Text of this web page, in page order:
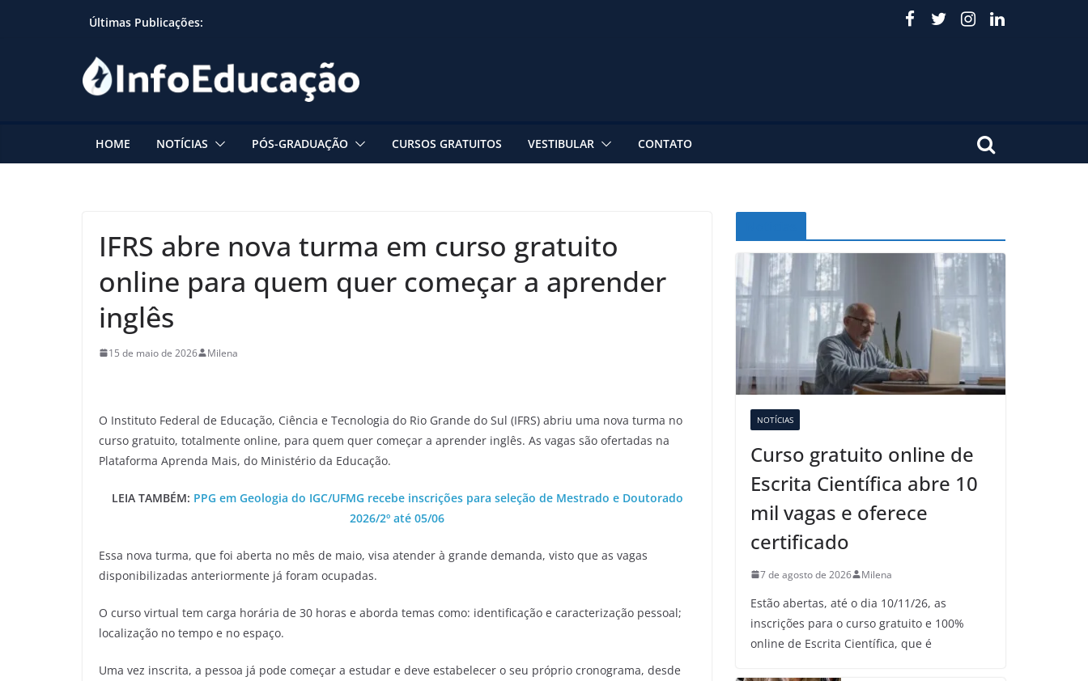
Últimas Publicações:
HOME NOTÍCIAS PÓS-GRADUAÇÃO CURSOS GRATUITOS VESTIBULAR CONTATO
IFRS abre nova turma em curso gratuito
online para quem quer começar a aprender
inglês
15 de maio de 2026 Milena
O Instituto Federal de Educação, Ciência e Tecnologia do Rio Grande do Sul (IFRS) abriu uma nova turma no
curso gratuito, totalmente online, para quem quer começar a aprender inglês. As vagas são ofertadas na
Plataforma Aprenda Mais, do Ministério da Educação.
LEIA TAMBÉM: PPG em Geologia do IGC/UFMG recebe inscrições para seleção de Mestrado e Doutorado
2026/2º até 05/06
Essa nova turma, que foi aberta no mês de maio, visa atender à grande demanda, visto que as vagas
disponibilizadas anteriormente já foram ocupadas.
O curso virtual tem carga horária de 30 horas e aborda temas como: identificação e caracterização pessoal;
localização no tempo e no espaço.
Uma vez inscrita, a pessoa já pode começar a estudar e deve estabelecer o seu próprio cronograma, desde
NOTÍCIAS
Curso gratuito online de
Escrita Científica abre 10
mil vagas e oferece
certificado
7 de agosto de 2026 Milena
Estão abertas, até o dia 10/11/26, as
inscrições para o curso gratuito e 100%
online de Escrita Científica, que é